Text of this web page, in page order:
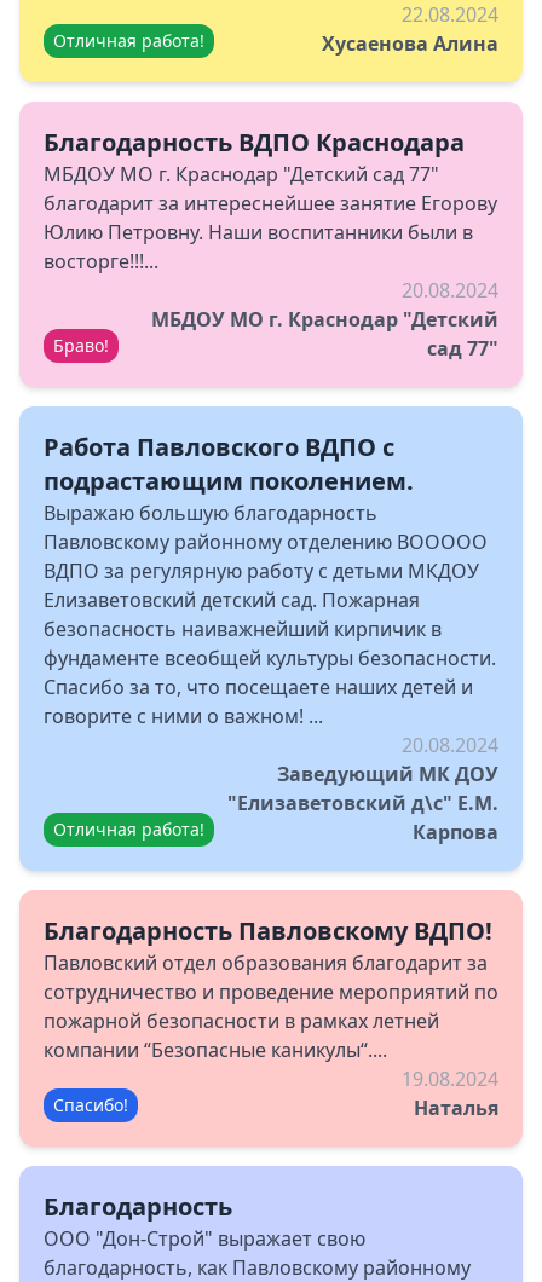
Отличная работа!
22.08.2024
Хусаенова Алина
Благодарность ВДПО Краснодара
МБДОУ МО г. Краснодар "Детский сад 77"
благодарит за интереснейшее занятие Егорову
Юлию Петровну. Наши воспитанники были в
восторге!!!...
Браво!
20.08.2024
МБДОУ МО г. Краснодар "Детский
сад 77"
Работа Павловского ВДПО с
подрастающим поколением.
Выражаю большую благодарность
Павловскому районному отделению ВООООО
ВДПО за регулярную работу с детьми МКДОУ
Елизаветовский детский сад. Пожарная
безопасность наиважнейший кирпичик в
фундаменте всеобщей культуры безопасности.
Спасибо за то, что посещаете наших детей и
говорите с ними о важном! ...
Отличная работа!
20.08.2024
Заведующий МК ДОУ
"Елизаветовский д\с" Е.М.
Карпова
Благодарность Павловскому ВДПО!
Павловский отдел образования благодарит за
сотрудничество и проведение мероприятий по
пожарной безопасности в рамках летней
компании “Безопасные каникулы“....
Спасибо!
19.08.2024
Наталья
Благодарность
ООО "Дон-Строй" выражает свою
благодарность, как Павловскому районному